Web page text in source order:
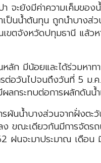
จะยังมีค่าความเค็มของ
ป็นน้ำต้นทุน ถูกนำบางส่
ตจังหวัดปทุมธานี แล้วห
นหลัก มีน้อยและได้ร่วมห
ต่อวันไปจนถึงวันที่ 5 ม.
ลกระทบต่อการผลักดันน้
นน้ำบางส่วนจากฝั่งตะ
ขณะเดียวกันมีการจัดร
ฝนจะมาประมาณ เดือ